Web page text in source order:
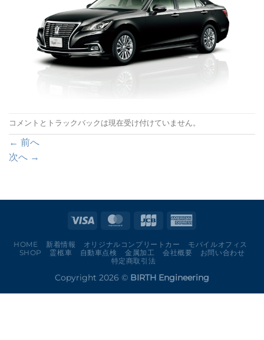
コメントとトラックバックは現在受け付けていません。
← 前へ
次へ →
HOME 新着情報 オリジナルコンプリートカー
モバイルオフィス
SHOP
霊柩車 自動車点検 金属加工 会社概要
お問い合わせ
特定商取引法
Copyright 2026 © BIRTH Engineering